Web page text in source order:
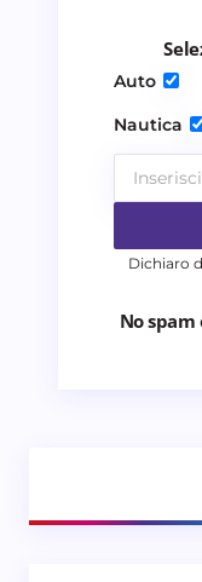
per il
Auto
Nautica
Dichiaro
No